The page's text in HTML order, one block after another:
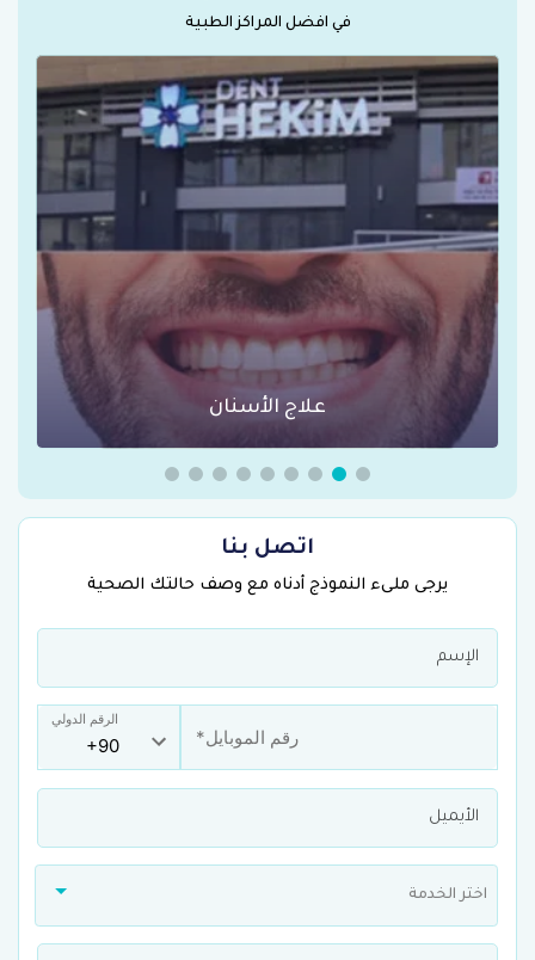
في افضل المراكز الطبية
علاج الأسنان
اتصل بنا
يرجى ملىء النموذج أدناه مع وصف حالتك الصحية
الرقم الدولي
اختر الخدمة